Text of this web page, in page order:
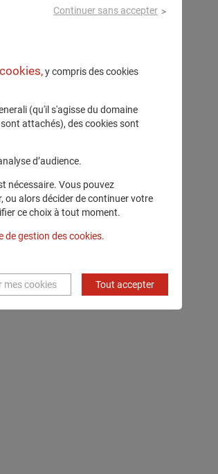
y compris des cookies
(qu'il s'agisse du domaine
attachés), des cookies sont
d’audience.
nécessaire. Vous pouvez
ou alors décider de continuer votre
ce choix à tout moment.
de gestion des cookies.
Tout accepter
Continuer sans accepter
mes cookies